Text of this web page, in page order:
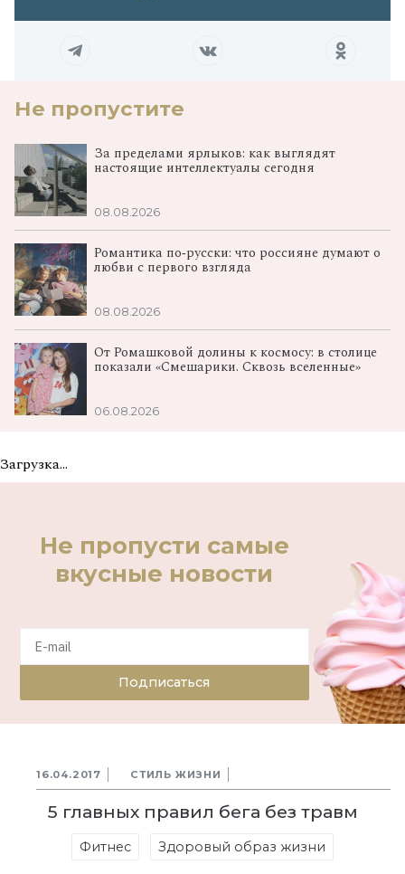
Не пропустите
За пределами ярлыков: как выглядят
настоящие интеллектуалы сегодня
08.08.2026
Романтика по‑русски: что россияне думают о
любви с первого взгляда
08.08.2026
От Ромашковой долины к космосу: в столице
показали «Смешарики. Сквозь вселенные»
06.08.2026
Загрузка...
Не пропусти самые
вкусные новости
Подписаться
16.04.2017 СТИЛЬ ЖИЗНИ
5 главных правил бега без травм
Фитнес Здоровый образ жизни